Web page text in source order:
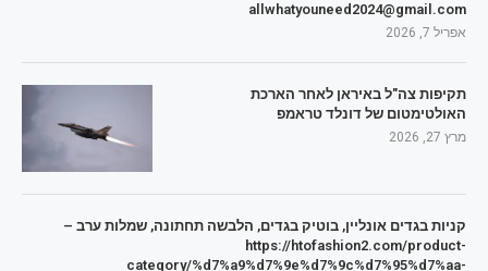
allwhatyouneed2024@gmail.com
אפריל 7, 2026
תקיפות צה"ל באיראן לאחר הארכת
האולטימטום של דונלד טראמפ
מרץ 27, 2026
קניות בגדים אונליין, בוטיק בגדים, הלבשה תחתונה, שמלות ערב –
https://htofashion2.com/product-
category/%d7%a9%d7%9e%d7%9c%d7%95%d7%aa-